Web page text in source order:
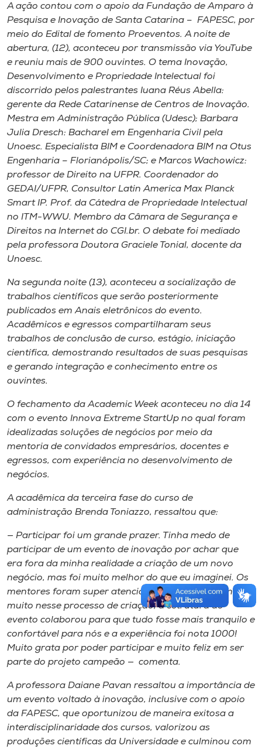
A ação contou com o apoio da Fundação de Amparo à
Pesquisa e Inovação de Santa Catarina – FAPESC, por
meio do Edital de fomento Proeventos. A noite de
abertura, (12), aconteceu por transmissão via YouTube
e reuniu mais de 900 ouvintes. O tema Inovação,
Desenvolvimento e Propriedade Intelectual foi
discorrido pelos palestrantes Iuana Réus Abella:
gerente da Rede Catarinense de Centros de Inovação.
Mestra em Administração Pública (Udesc); Barbara
Julia Dresch: Bacharel em Engenharia Civil pela
Unoesc. Especialista BIM e Coordenadora BIM na Otus
Engenharia – Florianópolis/SC; e Marcos Wachowicz:
professor de Direito na UFPR. Coordenador do
GEDAI/UFPR, Consultor Latin America Max Planck
Smart IP. Prof. da Cátedra de Propriedade Intelectual
no ITM-WWU. Membro da Câmara de Segurança e
Direitos na Internet do CGI.br. O debate foi mediado
pela professora Doutora Graciele Tonial, docente da
Unoesc.
Na segunda noite (13), aconteceu a socialização de
trabalhos científicos que serão posteriormente
publicados em Anais eletrônicos do evento.
Acadêmicos e egressos compartilharam seus
trabalhos de conclusão de curso, estágio, iniciação
científica, demostrando resultados de suas pesquisas
e gerando integração e conhecimento entre os
ouvintes.
O fechamento da Academic Week aconteceu no dia 14
com o evento Innova Extreme StartUp no qual foram
idealizadas soluções de negócios por meio da
mentoria de convidados empresários, docentes e
egressos, com experiência no desenvolvimento de
negócios.
A acadêmica da terceira fase do curso de
administração Brenda Toniazzo, ressaltou que:
— Participar foi um grande prazer. Tinha medo de
participar de um evento de inovação por achar que
era fora da minha realidade a criação de um novo
negócio, mas foi muito melhor do que eu imaginei. Os
mentores foram super atenciosos e nos ajudaram
muito nesse processo de criação, a estrutura do
evento colaborou para que tudo fosse mais tranquilo e
confortável para nós e a experiência foi nota 1000!
Muito grata por poder participar e muito feliz em ser
parte do projeto campeão — comenta.
A professora Daiane Pavan ressaltou a importância de
um evento voltado à inovação, inclusive com o apoio
da FAPESC, que oportunizou de maneira exitosa a
interdisciplinaridade dos cursos, valorizou as
produções científicas da Universidade e culminou com